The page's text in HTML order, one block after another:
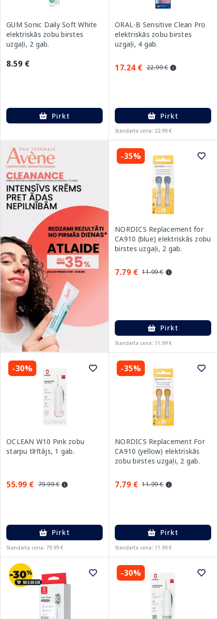
GUM Sonic Daily Soft White
elektriskās zobu birstes
uzgaļi, 2 gab.
8.59 €
Pirkt
ORAL-B Sensitive Clean Pro
elektriskās zobu birstes
uzgaļi, 4 gab.
17.24 € 22.99 €
Pirkt
Standarta cena: 22.99 €
-35%
NORDICS Replacement for
CA910 (blue) elektriskās zobu
birstes uzgaļi, 2 gab.
7.79 € 11.99 €
Pirkt
Standarta cena: 11.99 €
-30%
OCLEAN W10 Pink zobu
starpu tīrītājs, 1 gab.
55.99 € 79.99 €
Pirkt
Standarta cena: 79.99 €
-35%
NORDICS Replacement For
CA910 (yellow) elektriskās
zobu birstes uzgaļi, 2 gab.
7.79 € 11.99 €
Pirkt
Standarta cena: 11.99 €
-30%